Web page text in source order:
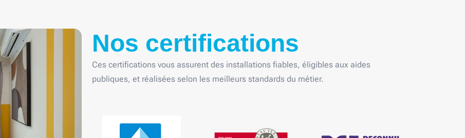
Nos certifications
Ces certifications vous assurent des installations fiables, éligibles aux aides
publiques, et réalisées selon les meilleurs standards du métier.